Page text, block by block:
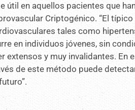
útil en aquellos pacientes que
Criptogénico. “El típico
tales como
en individuos jóvenes, sin
extensos y muy invalidantes. En
de este método puede